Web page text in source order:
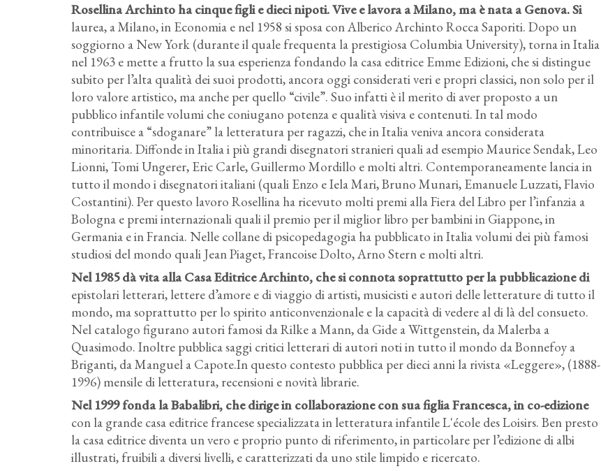
Rosellina Archinto ha cinque figli e dieci nipoti. Vive e lavora a Milano, ma è nata a Genova. Si
laurea, a Milano, in Economia e nel 1958 si sposa con Alberico Archinto Rocca Saporiti. Dopo un
soggiorno a New York (durante il quale frequenta la prestigiosa Columbia University), torna in Italia
nel 1963 e mette a frutto la sua esperienza fondando la casa editrice Emme Edizioni, che si distingue
subito per l’alta qualità dei suoi prodotti, ancora oggi considerati veri e propri classici, non solo per il
loro valore artistico, ma anche per quello “civile”. Suo infatti è il merito di aver proposto a un
pubblico infantile volumi che coniugano potenza e qualità visiva e contenuti. In tal modo
contribuisce a “sdoganare” la letteratura per ragazzi, che in Italia veniva ancora considerata
minoritaria. Diffonde in Italia i più grandi disegnatori stranieri quali ad esempio Maurice Sendak, Leo
Lionni, Tomi Ungerer, Eric Carle, Guillermo Mordillo e molti altri. Contemporaneamente lancia in
tutto il mondo i disegnatori italiani (quali Enzo e Iela Mari, Bruno Munari, Emanuele Luzzati, Flavio
Costantini). Per questo lavoro Rosellina ha ricevuto molti premi alla Fiera del Libro per l’infanzia a
Bologna e premi internazionali quali il premio per il miglior libro per bambini in Giappone, in
Germania e in Francia. Nelle collane di psicopedagogia ha pubblicato in Italia volumi dei più famosi
studiosi del mondo quali Jean Piaget, Francoise Dolto, Arno Stern e molti altri.
Nel 1985 dà vita alla Casa Editrice Archinto, che si connota soprattutto per la pubblicazione di
epistolari letterari, lettere d’amore e di viaggio di artisti, musicisti e autori delle letterature di tutto il
mondo, ma soprattutto per lo spirito anticonvenzionale e la capacità di vedere al di là del consueto.
Nel catalogo figurano autori famosi da Rilke a Mann, da Gide a Wittgenstein, da Malerba a
Quasimodo. Inoltre pubblica saggi critici letterari di autori noti in tutto il mondo da Bonnefoy a
Briganti, da Manguel a Capote.In questo contesto pubblica per dieci anni la rivista «Leggere», (1888-
1996) mensile di letteratura, recensioni e novità librarie.
Nel 1999 fonda la Babalibri, che dirige in collaborazione con sua figlia Francesca, in co-edizione
con la grande casa editrice francese specializzata in letteratura infantile L'école des Loisirs. Ben presto
la casa editrice diventa un vero e proprio punto di riferimento, in particolare per l’edizione di albi
illustrati, fruibili a diversi livelli, e caratterizzati da uno stile limpido e ricercato.